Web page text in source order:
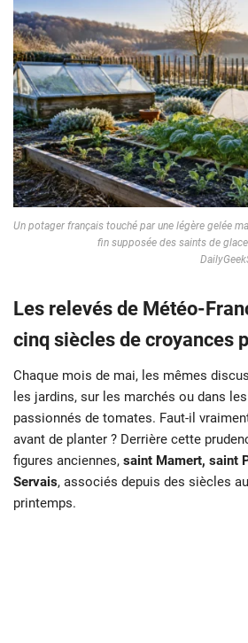
Un potager français touché par une légère gelée
fin supposée des saints de
Les relevés de Météo-
cinq siècles de croyances
Chaque mois de mai, les mêmes
les jardins, sur les marchés ou dans
passionnés de tomates. Faut-il
avant de planter ? Derrière cette
figures anciennes, saint Mamert, saint
Servais, associés depuis des siècles
printemps.